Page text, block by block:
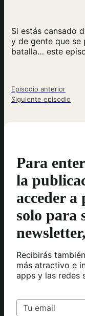
Si estás cansado
y de gente que se
batalla… este
Episodio anterior
Siguiente episodio
Para
la
acceder a
solo para
Recibirás
más atractivo e
apps y las redes